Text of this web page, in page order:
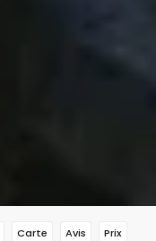
Carte Avis Prix